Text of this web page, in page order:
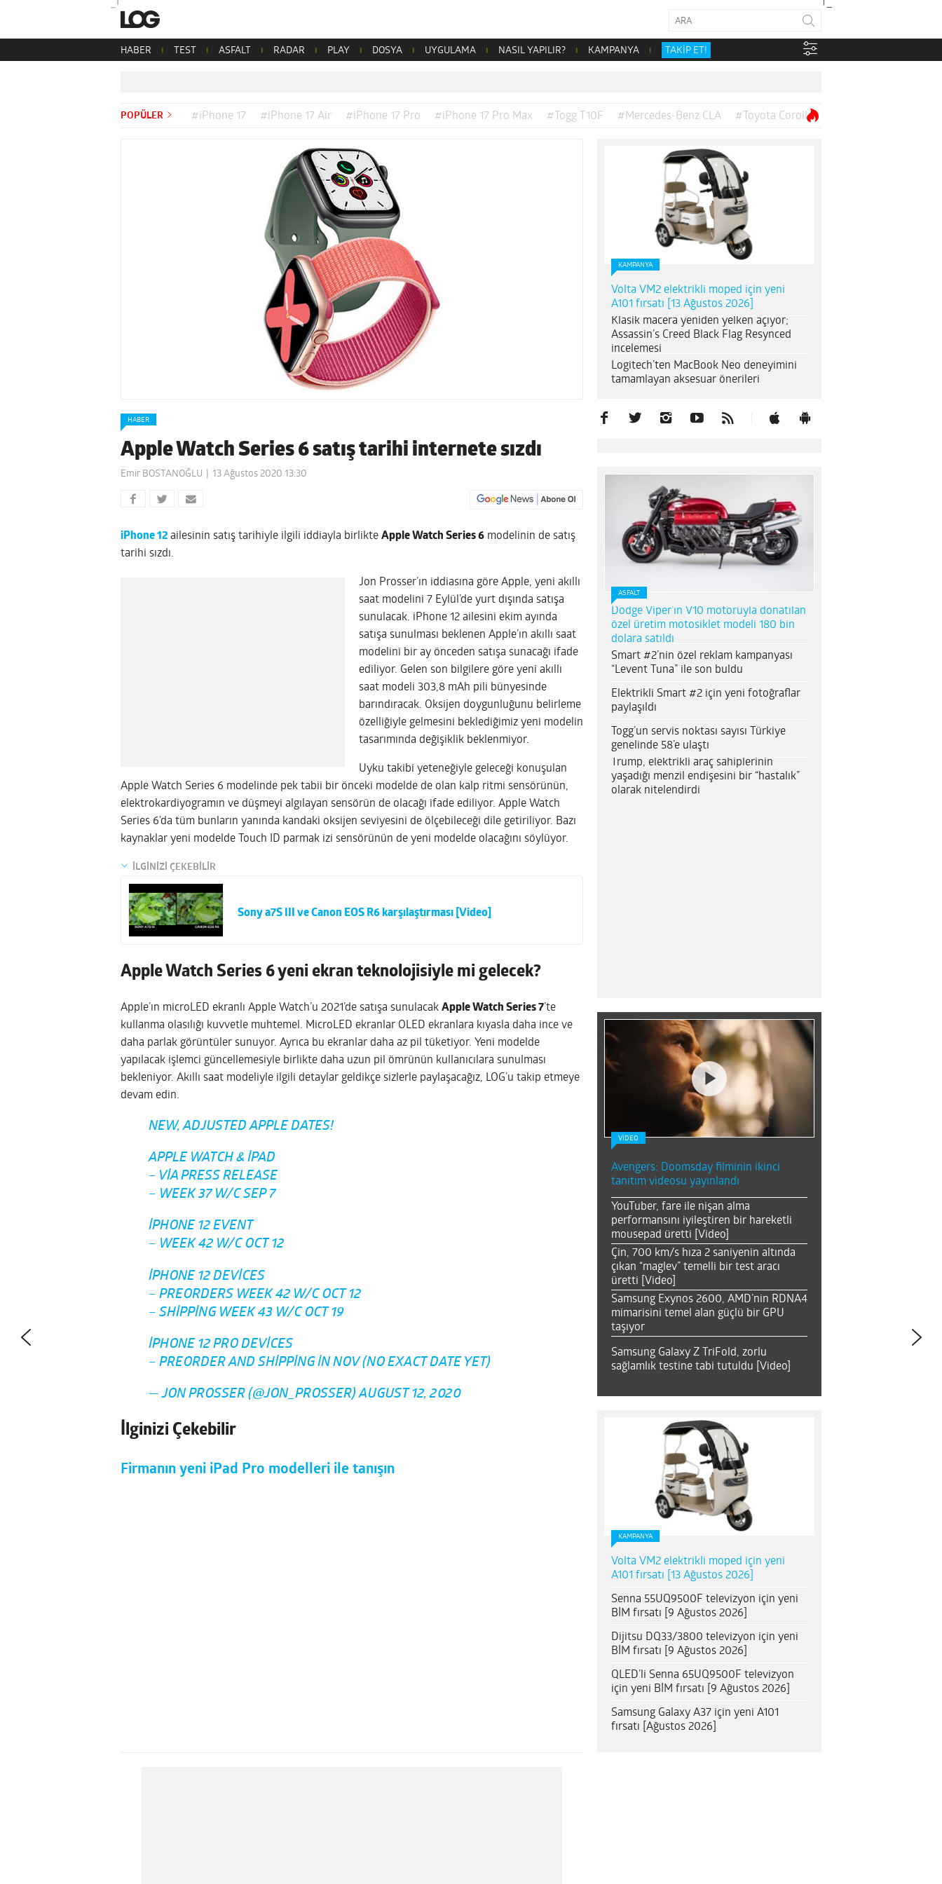
HABER TEST ASFALT RADAR PLAY DOSYA UYGULAMA NASIL YAPILIR? KAMPANYA TAKİP ET!
POPÜLER #iPhone 17 #iPhone 17 Air #iPhone 17 Pro #iPhone 17 Pro Max #Togg T10F #Mercedes-Benz CLA #Toyota Corolla
HABER
Apple Watch Series 6 satış tarihi internete sızdı
Emir BOSTANOĞLU 13 Ağustos 2020 13:30
iPhone 12 ailesinin satış tarihiyle ilgili iddiayla birlikte Apple Watch Series 6 modelinin de satış
tarihi sızdı.
Jon Prosser’ın iddiasına göre Apple, yeni akıllı
saat modelini 7 Eylül’de yurt dışında satışa
sunulacak. iPhone 12 ailesini ekim ayında
satışa sunulması beklenen Apple’ın akıllı saat
modelini bir ay önceden satışa sunacağı ifade
ediliyor. Gelen son bilgilere göre yeni akıllı
saat modeli 303,8 mAh pili bünyesinde
barındıracak. Oksijen doygunluğunu belirleme
özelliğiyle gelmesini beklediğimiz yeni modelin
tasarımında değişiklik beklenmiyor.
Uyku takibi yeteneğiyle geleceği konuşulan
Apple Watch Series 6 modelinde pek tabii bir önceki modelde de olan kalp ritmi sensörünün,
elektrokardiyogramın ve düşmeyi algılayan sensörün de olacağı ifade ediliyor. Apple Watch
Series 6’da tüm bunların yanında kandaki oksijen seviyesini de ölçebileceği dile getiriliyor. Bazı
kaynaklar yeni modelde Touch ID parmak izi sensörünün de yeni modelde olacağını söylüyor.
İLGİNİZİ ÇEKEBİLİR
Sony a7S III ve Canon EOS R6 karşılaştırması [Video]
Apple Watch Series 6 yeni ekran teknolojisiyle mi gelecek?
Apple’ın microLED ekranlı Apple Watch’u 2021’de satışa sunulacak Apple Watch Series 7’te
kullanma olasılığı kuvvetle muhtemel. MicroLED ekranlar OLED ekranlara kıyasla daha ince ve
daha parlak görüntüler sunuyor. Ayrıca bu ekranlar daha az pil tüketiyor. Yeni modelde
yapılacak işlemci güncellemesiyle birlikte daha uzun pil ömrünün kullanıcılara sunulması
bekleniyor. Akıllı saat modeliyle ilgili detaylar geldikçe sizlerle paylaşacağız, LOG’u takip etmeye
devam edin.
NEW, ADJUSTED APPLE DATES!
APPLE WATCH & IPAD
– VIA PRESS RELEASE
– WEEK 37 W/C SEP 7
IPHONE 12 EVENT
– WEEK 42 W/C OCT 12
IPHONE 12 DEVICES
– PREORDERS WEEK 42 W/C OCT 12
– SHIPPING WEEK 43 W/C OCT 19
IPHONE 12 PRO DEVICES
– PREORDER AND SHIPPING IN NOV (NO EXACT DATE YET)
— JON PROSSER (@JON_PROSSER)AUGUST 12, 2020
İlginizi Çekebilir
Firmanın yeni iPad Pro modelleri ile tanışın
KAMPANYA
Volta VM2 elektrikli moped için yeni
A101 fırsatı [13 Ağustos 2026]
Klasik macera yeniden yelken açıyor;
Assassin’s Creed Black Flag Resynced
incelemesi
Logitech’ten MacBook Neo deneyimini
tamamlayan aksesuar önerileri
ASFALT
Dodge Viper’ın V10 motoruyla donatılan
özel üretim motosiklet modeli 180 bin
dolara satıldı
Smart #2’nin özel reklam kampanyası
“Levent Tuna” ile son buldu
Elektrikli Smart #2 için yeni fotoğraflar
paylaşıldı
Togg’un servis noktası sayısı Türkiye
genelinde 58’e ulaştı
Trump, elektrikli araç sahiplerinin
yaşadığı menzil endişesini bir “hastalık”
olarak nitelendirdi
VİDEO
Avengers: Doomsday filminin ikinci
tanıtım videosu yayınlandı
YouTuber, fare ile nişan alma
performansını iyileştiren bir hareketli
mousepad üretti [Video]
Çin, 700 km/s hıza 2 saniyenin altında
çıkan “maglev” temelli bir test aracı
üretti [Video]
Samsung Exynos 2600, AMD’nin RDNA4
mimarisini temel alan güçlü bir GPU
taşıyor
Samsung Galaxy Z TriFold, zorlu
sağlamlık testine tabi tutuldu [Video]
KAMPANYA
Volta VM2 elektrikli moped için yeni
A101 fırsatı [13 Ağustos 2026]
Senna 55UQ9500F televizyon için yeni
BİM fırsatı [9 Ağustos 2026]
Dijitsu DQ33/3800 televizyon için yeni
BİM fırsatı [9 Ağustos 2026]
QLED’li Senna 65UQ9500F televizyon
için yeni BİM fırsatı [9 Ağustos 2026]
Samsung Galaxy A37 için yeni A101
fırsatı [Ağustos 2026]